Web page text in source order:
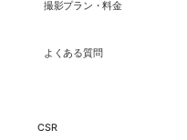
撮影プラン・料金
よくある質問
CSR